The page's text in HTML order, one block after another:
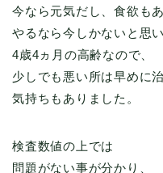
今なら元気だし、食欲もあ
やるなら今しかないと思い
4歳4ヵ月の高齢なので、
少しでも悪い所は早めに
気持ちもありました。
検査数値の上では
問題がない事が分かり、